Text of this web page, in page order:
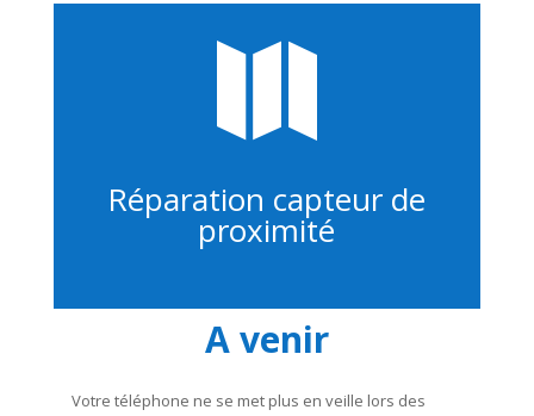

Réparation capteur de
proximité
A venir
Votre téléphone ne se met plus en veille lors des